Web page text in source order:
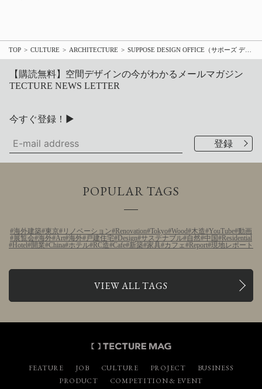
TOP CULTURE ARCHITECTURE
【購読無料】空間デザインの今がわかるメールマガジン
TECTURE NEWS LETTER
今すぐ登録！▶
POPULAR TAGS
海外建築 東京 リノベーション Renovation Tokyo Wood 木造 YouTube 動画
展覧会 海外 Art 海外 戸建住宅 Design サステナブル 自然 中国 Residential
Hotel 開業 China ホテル RC造 Cafe 新築 家具 カフェ Report 現地レポート
VIEW ALL TAGS
FEATURE JOB CULTURE PROJECT
BUSINESS
PRODUCT
COMPETITION & EVENT